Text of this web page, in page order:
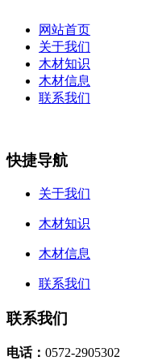
网站首页
关于我们
木材知识
木材信息
联系我们
快捷导航
关于我们
木材知识
木材信息
联系我们
联系我们
电话： 0572-2905302